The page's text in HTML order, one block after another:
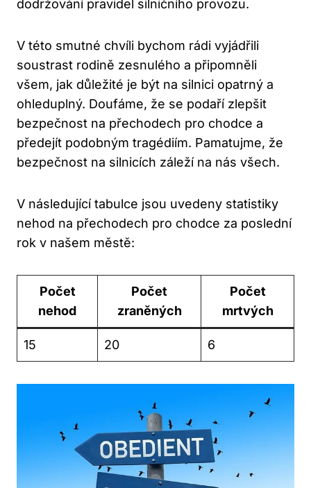
dodržování pravidel silničního provozu.
V této smutné chvíli bychom rádi vyjádřili
soustrast rodině zesnulého a připomněli
všem, jak důležité je být na silnici opatrný a
ohleduplný. Doufáme, že se podaří zlepšit
bezpečnost na přechodech pro chodce a
předejít podobným tragédiím. Pamatujme, že
bezpečnost na silnicích záleží na nás všech.
V následující tabulce jsou uvedeny statistiky
nehod na přechodech pro chodce za poslední
rok v našem městě:
Počet
nehod
Počet
zraněných
Počet
mrtvých
15 20 6